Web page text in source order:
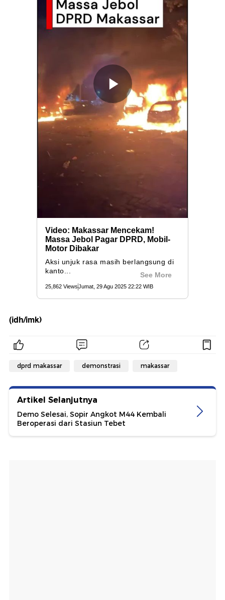
(idh/imk)
dprd makassar demonstrasi makassar
Artikel Selanjutnya
Demo Selesai, Sopir Angkot M44 Kembali
Beroperasi dari Stasiun Tebet